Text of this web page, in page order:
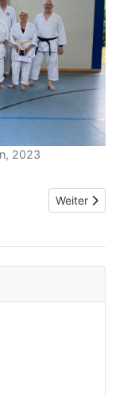
2023
Nächster
Weiter